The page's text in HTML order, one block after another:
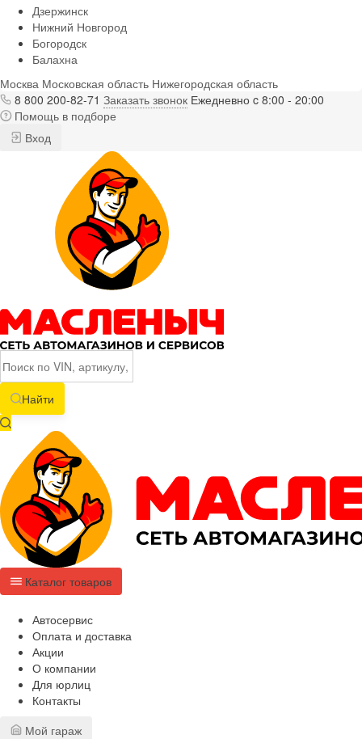
Дзержинск
Нижний Новгород
Богородск
Балахна
Москва Московская область Нижегородская область
8 800 200-82-71 Заказать звонок Ежедневно c 8:00 - 20:00
Помощь в подборе
Вход
Найти
Каталог товаров
Автосервис
Оплата и доставка
Акции
О компании
Для юрлиц
Контакты
Мой гараж